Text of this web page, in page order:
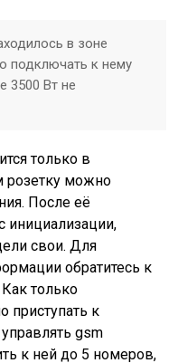
в зоне
подключать к нему
3500 Вт не
только в
розетку можно
После её
инициализации,
свои. Для
обратитесь к
только
приступать к
gsm
к ней до 5 номеров,